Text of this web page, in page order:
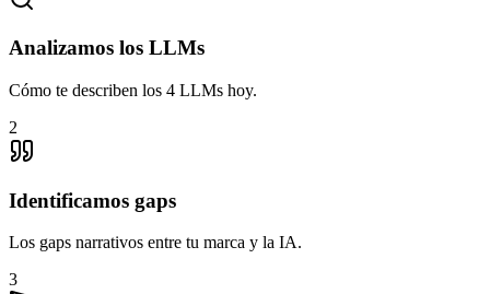
Analizamos los LLMs
Cómo te describen los 4 LLMs hoy.
2
Identificamos gaps
Los gaps narrativos entre tu marca y la IA.
3